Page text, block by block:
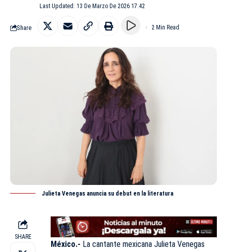
Last Updated: 13 De Marzo De 2026 17:42
Share 2 Min Read
Julieta Venegas anuncia su debut en la literatura
SHARE
México.- La cantante mexicana Julieta Venegas